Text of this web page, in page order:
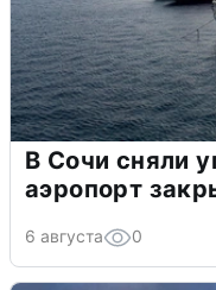
В Сочи сняли
аэропорт
6 августа 0